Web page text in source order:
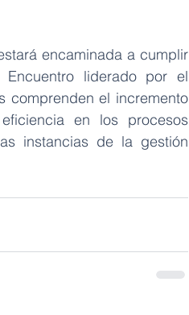
encaminada a cumplir
liderado por el
comprenden el incremento
en los procesos
instancias de la gestión